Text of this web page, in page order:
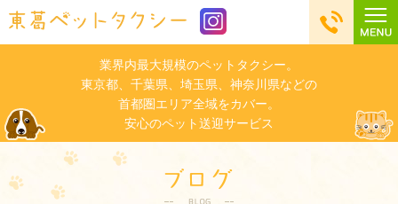
業界内最大規模のペットタクシー。
東京都、千葉県、埼玉県、神奈川県などの
首都圏エリア全域をカバー。
安心のペット送迎サービス